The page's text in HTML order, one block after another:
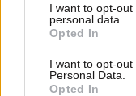
not limited to your
grant or deny
use your data for
consent section.
I want to opt-
personal data.
Opted In
I want to opt-
Personal Data.
Opted In